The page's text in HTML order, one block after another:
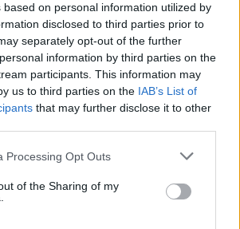
based on personal information utilized by
disclosed to third parties prior to
separately opt-out of the further
information by third parties on the
participants. This information may
us to third parties on the IAB’s List of
that may further disclose it to other
website/app uses one or more Google
or usage behaviour. You may click to
to Google and its third-party tags to
specified purposes in below Google
Processing Opt Outs
of the Sharing of my